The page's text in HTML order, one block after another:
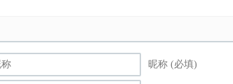
昵称 (必填)